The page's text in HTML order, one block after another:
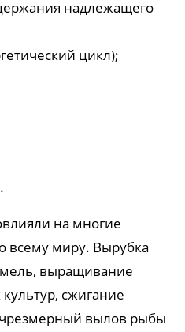
надлежащего
цикл);
на многие
всему миру. Вырубка
выращивание
сжигание
вылов рыбы